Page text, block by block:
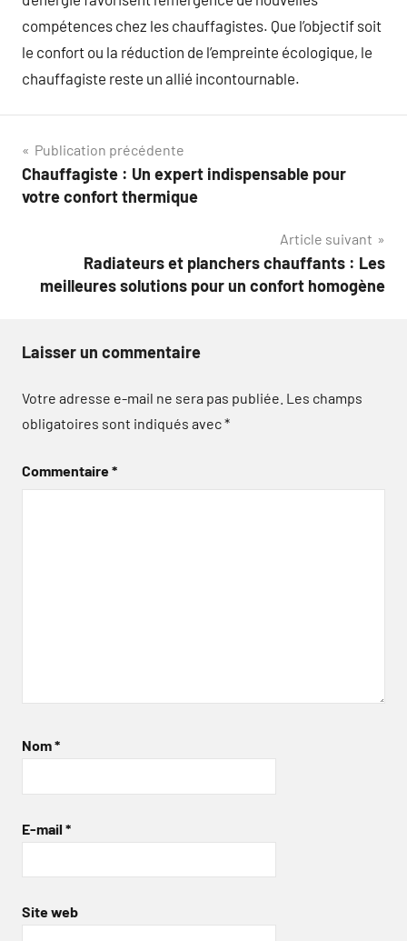
compétences chez les chauffagistes. Que l’objectif soit
le confort ou la réduction de l’empreinte écologique, le
chauffagiste reste un allié incontournable.
Navigation
de
Publication précédente
Chauffagiste : Un expert indispensable pour
votre confort thermique
Article suivant
Radiateurs et planchers chauffants : Les
meilleures solutions pour un confort homogène
Laisser un commentaire
Votre adresse e-mail ne sera pas publiée. Les champs
obligatoires sont indiqués avec*
Commentaire*
Nom*
E-mail *
Site web